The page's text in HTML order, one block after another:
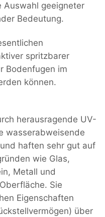
Auswahl geeigneter
Bedeutung.
spritzbarer
Bodenfugen im
können.
herausragende UV-
wasserabweisende
haften sehr gut auf
wie Glas,
Metall und
Sie
Eigenschaften
über